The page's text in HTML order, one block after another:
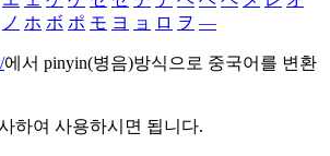
ノ ホ ボ ポ モ ヨ ョ ロ ヲ ―
에서 pinyin(병음)방식으로 중국어를 변환
하여 사용하시면 됩니다.